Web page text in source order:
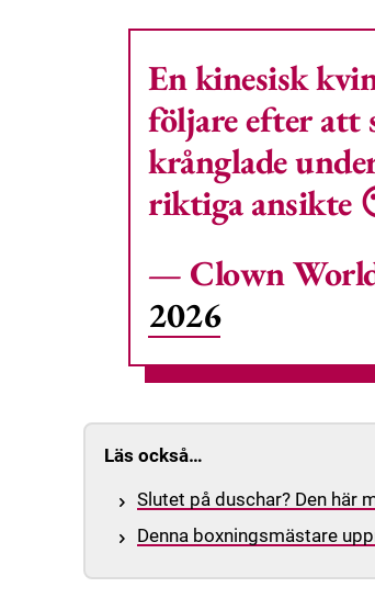
En kinesisk
följare efter att
krånglade
riktiga ansikte
— Clown
2026
Läs också…
Slutet på duschar? Den här
Denna boxningsmästare